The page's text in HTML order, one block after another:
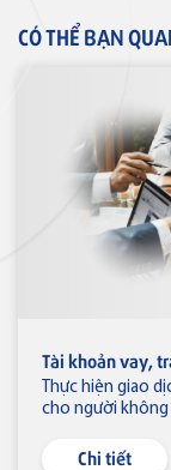
CÓ THỂ BẠN
Tài khoản vay,
Thực hiện giao
cho người
Chi tiết